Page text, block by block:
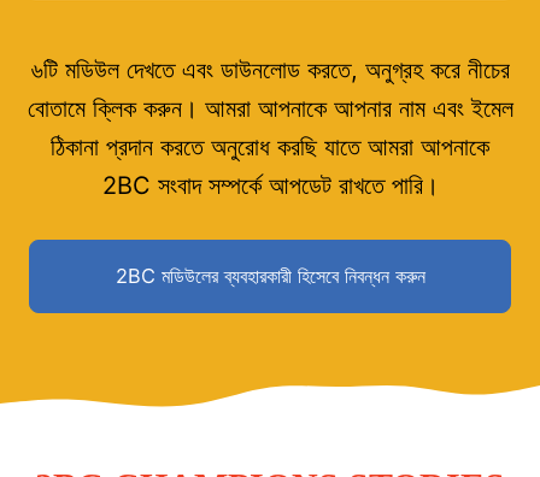
৬টি মডিউল দেখতে এবং ডাউনলোড করতে, অনুগ্রহ করে নীচের
বোতামে ক্লিক করুন। আমরা আপনাকে আপনার নাম এবং ইমেল
ঠিকানা প্রদান করতে অনুরোধ করছি যাতে আমরা আপনাকে
2BC সংবাদ সম্পর্কে আপডেট রাখতে পারি।
2BC মডিউলের ব্যবহারকারী হিসেবে নিবন্ধন করুন